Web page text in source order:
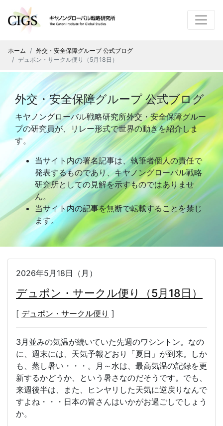
ホーム
外交・安全保障グループ 公式ブログ
デュポン・サークル便り（5月18日）
外交・安全保障グループ 公式ブログ
キヤノングローバル戦略研究所外交・安全保障グルー
プの研究員が、リレー形式で世界の動きを紹介しま
す。
当サイト内の署名記事は、執筆者個人の責任で
発表するものであり、キヤノングローバル戦略
研究所としての見解を示すものではありませ
ん。
当サイト内の記事を無断で転載することを禁じ
ます。
2026年5月18日（月）
デュポン・サークル便り（5月18日）
[ デュポン・サークル便り ]
3月並みの気温が続いていた先週のワシントン。なの
に、週末には、天気予報どおり「夏日」が到来。しか
も、蒸し暑い・・・。月～水は、最高気温の記録を更
新するかどうか、という暑さなのだそうです。でも、
来週後半は、また、ヒンヤリした天気に逆戻りなんで
すよね・・・日本の皆さんはいかがお過ごしでしょう
か。